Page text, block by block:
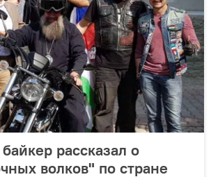
рассказал о
волков" по стране